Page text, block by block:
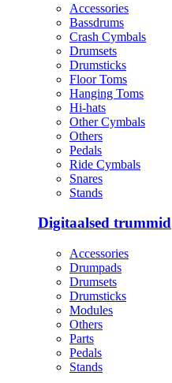
Accessories
Bassdrums
Crash Cymbals
Drumsets
Drumsticks
Floor Toms
Hanging Toms
Hi-hats
Other Cymbals
Others
Pedals
Ride Cymbals
Snares
Stands
Digitaalsed trummid
Accessories
Drumpads
Drumsets
Drumsticks
Modules
Others
Parts
Pedals
Stands